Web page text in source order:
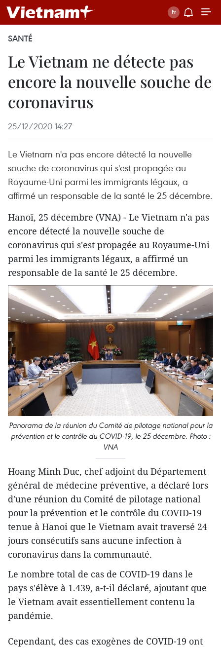
SANTÉ
Le Vietnam ne détecte pas
encore la nouvelle souche de
coronavirus
25/12/2020 14:27
Le Vietnam n'a pas encore détecté la nouvelle
souche de coronavirus qui s'est propagée au
Royaume-Uni parmi les immigrants légaux, a
affirmé un responsable de la santé le 25 décembre.
Hanoï, 25 décembre (VNA) - Le Vietnam n'a pas
encore détecté la nouvelle souche de
coronavirus qui s'est propagée au Royaume-Uni
parmi les immigrants légaux, a affirmé un
responsable de la santé le 25 décembre.
Panorama de la réunion du Comité de pilotage national pour la
prévention et le contrôle du COVID-19, le 25 décembre. Photo :
VNA
Hoang Minh Duc, chef adjoint du Département
général de médecine préventive, a déclaré lors
d'une réunion du Comité de pilotage national
pour la prévention et le contrôle du COVID-19
tenue à Hanoi que le Vietnam avait traversé 24
jours consécutifs sans aucune infection à
coronavirus dans la communauté.
Le nombre total de cas de COVID-19 dans le
pays s'élève à 1.439, a-t-il déclaré, ajoutant que
le Vietnam avait essentiellement contenu la
pandémie.
Cependant, des cas exogènes de COVID-19 ont